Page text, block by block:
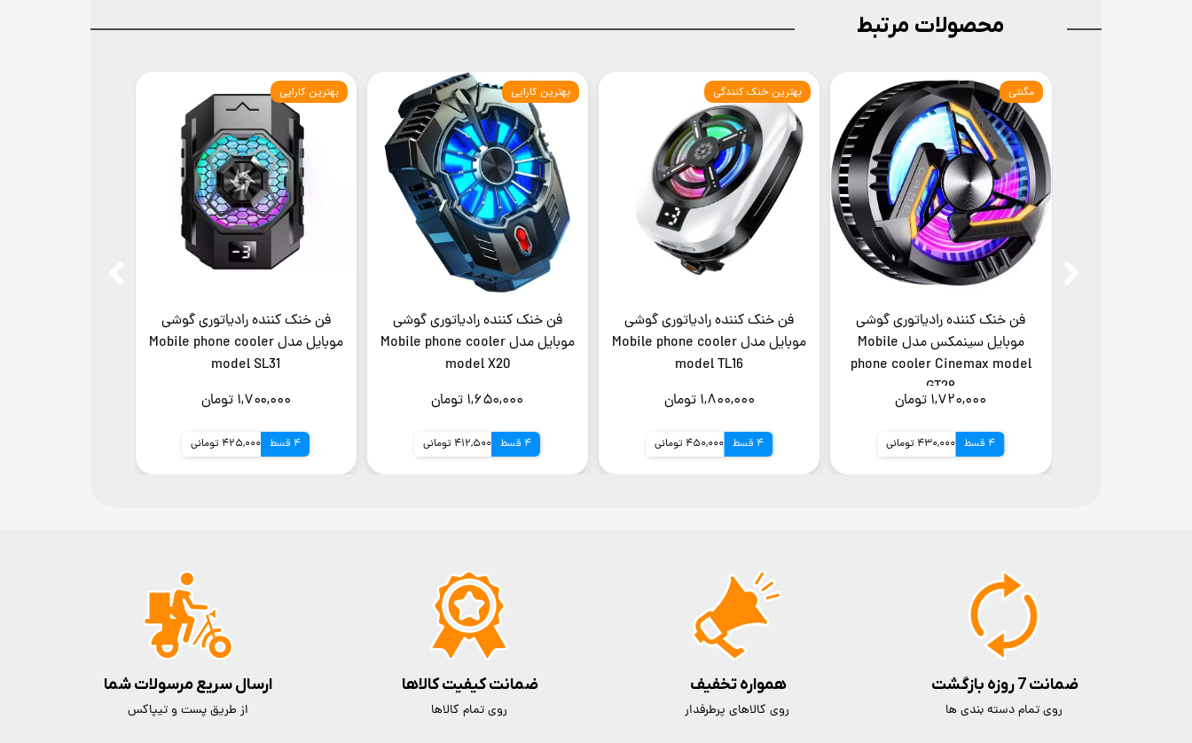
فن خنک کننده رادیاتوری گوشی
موبایل مدل Mobile phone cooler
model SL31
۱,۷۰۰,۰۰۰ تومان
4 قسط 425,000 تومانی
بهترین کارایی
فن خنک کننده رادیاتوری گوشی
موبایل مدل Mobile phone cooler
model X20
۱,۶۵۰,۰۰۰ تومان
4 قسط 412,500 تومانی
بهترین کارایی
فن خنک کننده رادیاتوری گوشی
موبایل مدل Mobile phone cooler
model TL16
۱,۸۰۰,۰۰۰ تومان
4 قسط 450,000 تومانی
بهترین خنک کنندگی
فن خنک کننده رادیاتوری گوشی
موبایل سینمکس مدل Mobile
phone cooler Cinemax model
GT28
۱,۷۲۰,۰۰۰ تومان
4 قسط 430,000 تومانی
مگنتی
محصولات مرتبط
ضمانت 7 روزه بازگشت
روی تمام دسته بندی ها
ارسال سریع مرسولات شما
از طریق پست و تیپاکس
ضمانت کیفیت کالاها
روی تمام کالاها
همواره تخفیف
روی کالاهای پرطرفدار